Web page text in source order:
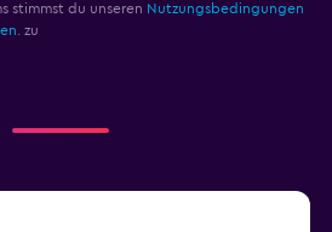
stimmst du unseren Nutzungsbedingungen
zu